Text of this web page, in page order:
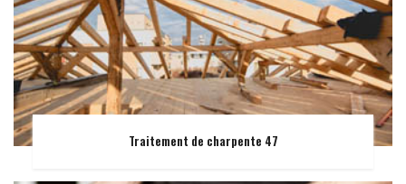
Traitement de charpente 47